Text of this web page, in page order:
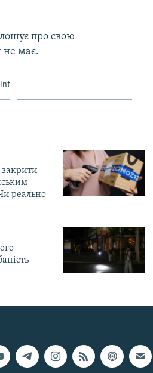
про свою
не має.
закрити
реально